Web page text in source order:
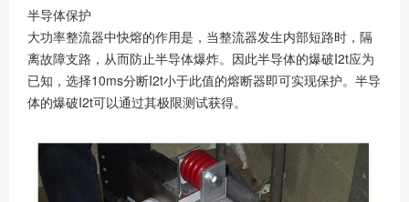
半导体保护
大功率整流器中快熔的作用是，当整流器发生内部短路时，隔
离故障支路，从而防止半导体爆炸。因此半导体的爆破I2t应为
已知，选择10ms分断I2t小于此值的熔断器即可实现保护。半导
体的爆破I2t可以通过其极限测试获得。